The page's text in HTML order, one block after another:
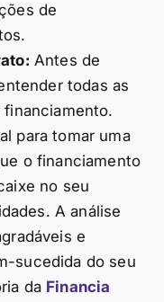
de
Antes de
todas as
para tomar uma
o financiamento
no seu
A análise
e
sucedida do seu
da Financia